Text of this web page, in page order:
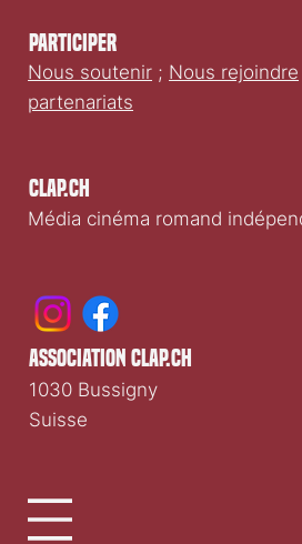
Clap.ch
Média cinéma romand
Participer
Nous soutenir ; Nous rejoindre
partenariats
association clap.ch
1030 Bussigny
Suisse